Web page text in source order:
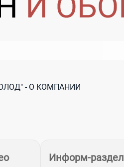
- О КОМПАНИИ
Информ-раздел